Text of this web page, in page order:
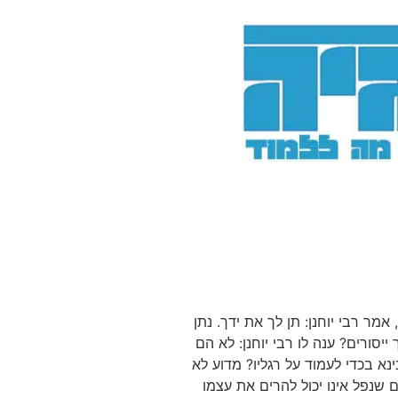
רבי יוחנן: תן לך את ידך. נתן
ענה לו רבי יוחנן: לא הם
בכדי לעמוד על רגליו? מדוע לא
אינו יכול להרים את עצמו